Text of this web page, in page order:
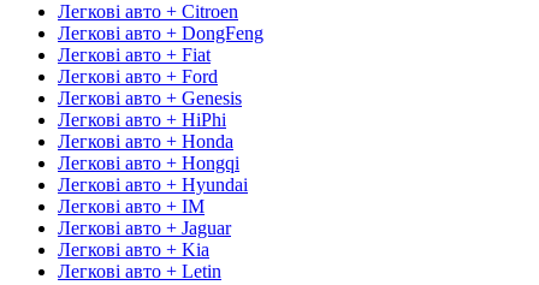
Легкові авто + Citroen
Легкові авто + DongFeng
Легкові авто + Fiat
Легкові авто + Ford
Легкові авто + Genesis
Легкові авто + HiPhi
Легкові авто + Honda
Легкові авто + Hongqi
Легкові авто + Hyundai
Легкові авто + IM
Легкові авто + Jaguar
Легкові авто + Kia
Легкові авто + Letin